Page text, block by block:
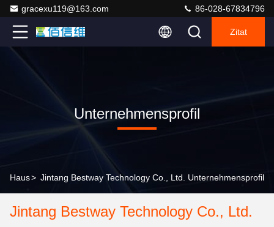
gracexu119@163.com 86-028-67834796
Zitat
Unternehmensprofil
Haus> Jintang Bestway Technology Co., Ltd. Unternehmensprofil
Jintang Bestway Technology Co., Ltd.